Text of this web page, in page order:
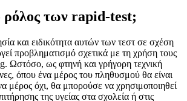
ρόλος των rapid-test;
και ειδικότητα αυτών των τεστ σε σχέση
προβληματισμό σχετικά με τη χρήση τους
Ωστόσο, ως φτηνή και γρήγορη τεχνική
όπου ένα μέρος του πληθυσμού θα είναι
μέρος όχι, θα μπορούσε να χρησιμοποιηθεί
της υγείας στα σχολεία ή στις